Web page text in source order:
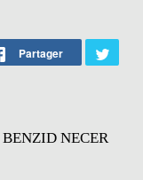
Partager
BENZID NECER